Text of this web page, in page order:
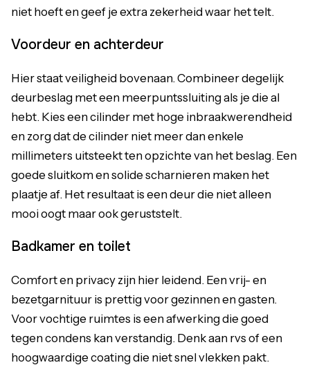
niet hoeft en geef je extra zekerheid waar het telt.
Voordeur en achterdeur
Hier staat veiligheid bovenaan. Combineer degelijk
deurbeslag met een meerpuntssluiting als je die al
hebt. Kies een cilinder met hoge inbraakwerendheid
en zorg dat de cilinder niet meer dan enkele
millimeters uitsteekt ten opzichte van het beslag. Een
goede sluitkom en solide scharnieren maken het
plaatje af. Het resultaat is een deur die niet alleen
mooi oogt maar ook geruststelt.
Badkamer en toilet
Comfort en privacy zijn hier leidend. Een vrij- en
bezetgarnituur is prettig voor gezinnen en gasten.
Voor vochtige ruimtes is een afwerking die goed
tegen condens kan verstandig. Denk aan rvs of een
hoogwaardige coating die niet snel vlekken pakt.